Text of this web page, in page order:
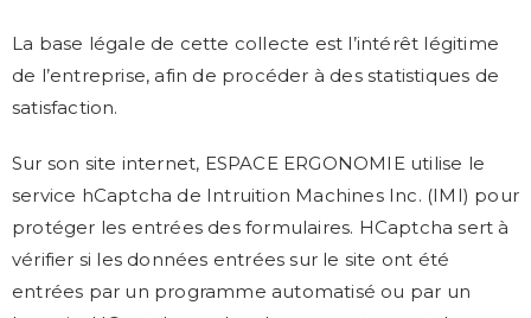
La base légale de cette collecte est l’intérêt légitime
de l’entreprise, afin de procéder à des statistiques de
satisfaction.
Sur son site internet, ESPACE ERGONOMIE utilise le
service hCaptcha de Intruition Machines Inc. (IMI) pour
protéger les entrées des formulaires. HCaptcha sert à
vérifier si les données entrées sur le site ont été
entrées par un programme automatisé ou par un